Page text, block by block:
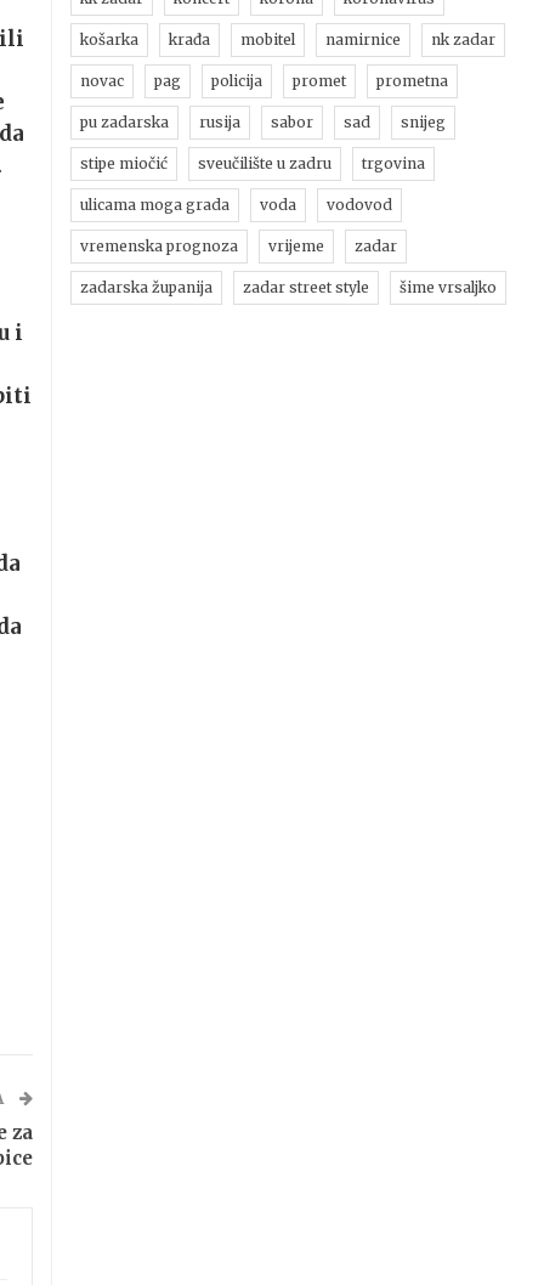
i
za
košarka krađa mobitel namirnice nk zadar
novac pag policija promet prometna
pu zadarska rusija sabor sad snijeg
stipe miočić sveučilište u zadru trgovina
ulicama moga grada voda vodovod
vremenska prognoza vrijeme zadar
zadarska županija zadar street style šime vrsaljko